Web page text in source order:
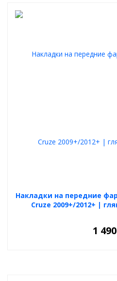
Накладки на передние
Cruze 2009+/2012+ |
1 490